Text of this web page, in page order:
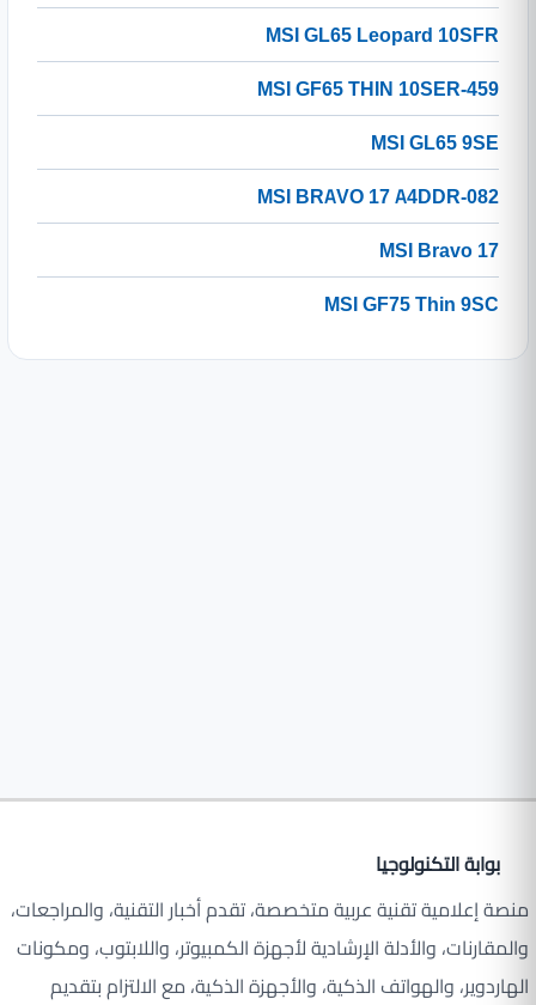
MSI GL65 Leopard 10SFR
MSI GF65 THIN 10SER-459
MSI GL65 9SE
MSI BRAVO 17 A4DDR-082
MSI Bravo 17
MSI GF75 Thin 9SC
بوابة التكنولوجيا
منصة إعلامية تقنية عربية متخصصة، تقدم أخبار التقنية، والمراجعات،
والمقارنات، والأدلة الإرشادية لأجهزة الكمبيوتر، واللابتوب، ومكونات
الهاردوير، والهواتف الذكية، والأجهزة الذكية، مع الالتزام بتقديم